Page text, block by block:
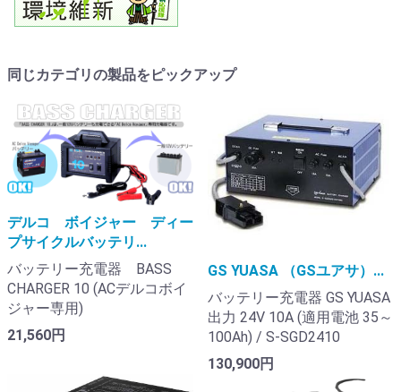
同じカテゴリの製品をピックアップ
デルコ ボイジャー ディー
プサイクルバッテリ...
バッテリー充電器 BASS
CHARGER 10 (ACデルコボイ
ジャー専用)
21,560円
GS YUASA （GSユアサ）...
バッテリー充電器 GS YUASA
出力 24V 10A (適用電池 35～
100Ah) / S-SGD2410
130,900円